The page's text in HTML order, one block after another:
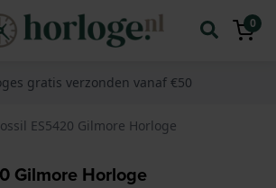
0
gratis verzonden vanaf €50
ES5420 Gilmore Horloge
Gilmore Horloge